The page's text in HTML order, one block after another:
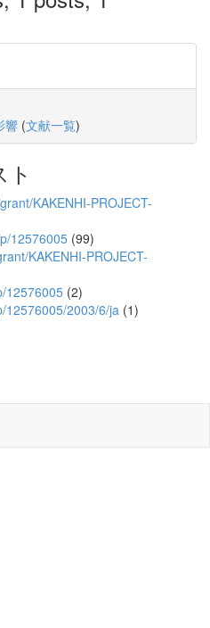
響 (文献一覧)
KAKENHI-PROJECT-
12576005 (99)
KAKENHI-PROJECT-
12576005 (2)
12576005/2003/6/ja (1)